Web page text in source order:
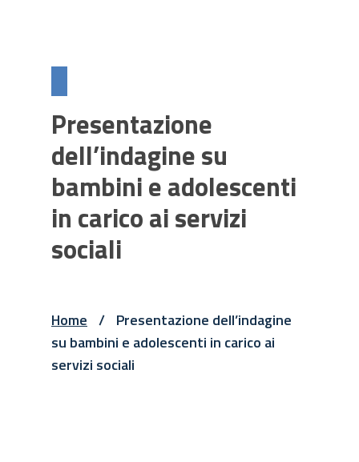
Presentazione
dell’indagine su
bambini e adolescenti
in carico ai servizi
sociali
Home / Presentazione dell’indagine
su bambini e adolescenti in carico ai
servizi sociali